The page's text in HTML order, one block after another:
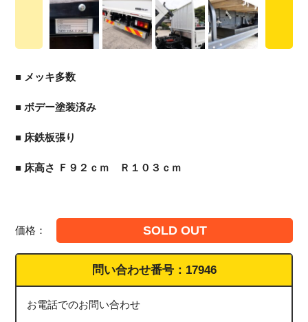
■ メッキ多数
■ ボデー塗装済み
■ 床鉄板張り
■ 床高さ Ｆ９２ｃｍ Ｒ１０３ｃｍ
価格： SOLD OUT
問い合わせ番号： 17946
お電話でのお問い合わせ